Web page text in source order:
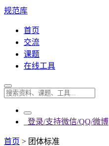
规范库
首页
交流
课题
在线工具
登录/支持微信/QQ/微博
首页 > 团体标准